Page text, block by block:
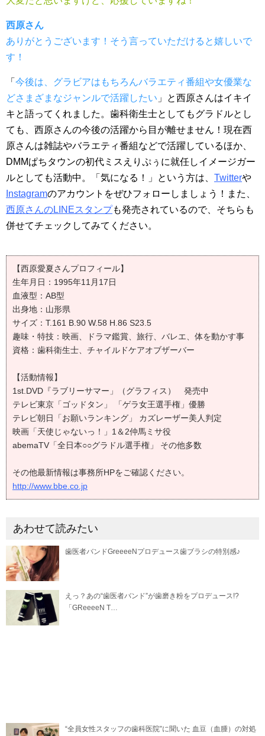
西原さん
ありがとうございます！そう言っていただけると嬉しいで
す！
「 今後は、グラビアはもちろんバラエティ番組や女優業な
どさまざまなジャンルで活躍したい 」と西原さんはイキイ
キと語ってくれました。歯科衛生士としてもグラドルとし
ても、西原さんの今後の活躍から目が離せません！現在西
原さんは雑誌やバラエティ番組などで活躍しているほか、
DMMぱちタウンの初代ミスえりぷぅに就任しイメージガー
ルとしても活動中。「気になる！」という方は、 Twitterや
Instagramのアカウントをぜひフォローしましょう！また、
西原さんのLINEスタンプも発売されているので、そちらも
併せてチェックしてみてください。
【西原愛夏さんプロフィール】
生年月日：1995年11月17日
血液型：AB型
出身地：山形県
サイズ：T.161 B.90 W.58 H.86 S23.5
趣味・特技：映画、ドラマ鑑賞、旅行、バレエ、体を動かす事
資格：歯科衛生士、チャイルドケアオブザーバー
【活動情報】
1st.DVD『ラブリーサマー」（グラフィス） 発売中
テレビ東京「ゴッドタン」 「ゲラ女王選手権」優勝
テレビ朝日「お願いランキング」 カズレーザー美人判定
映画「天使じゃないっ！」1＆2仲馬ミサ役
abemaTV「全日本○○グラドル選手権」 その他多数
その他最新情報は事務所HPをご確認ください。
http://www.bbe.co.jp
あわせて読みたい
歯医者バンドGreeeeNプロデュース歯ブラシの特別感♪
えっ？あの“歯医者バンド”が歯磨き粉をプロデュース!?
「GReeeeN T…
“全員女性スタッフの歯科医院”に聞いた 血豆（血腫）の対処